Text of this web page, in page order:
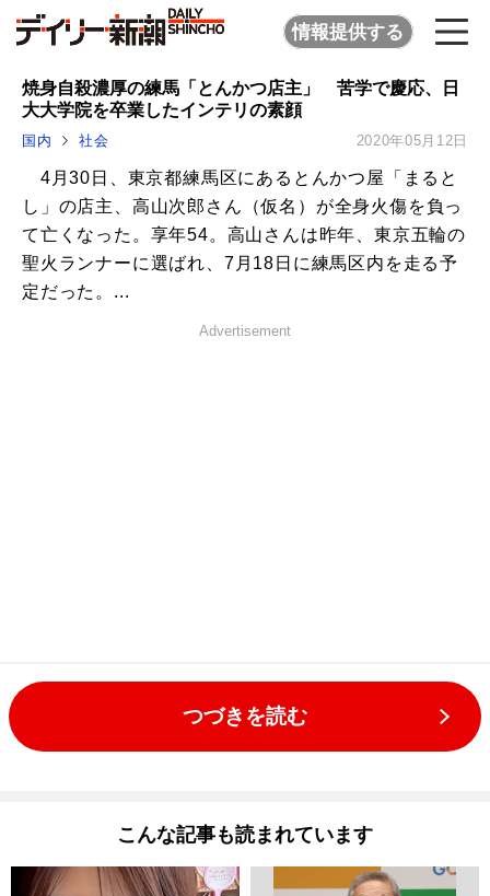
情報提供する
焼身自殺濃厚の練馬「とんかつ店主」 苦学で慶応、日
大大学院を卒業したインテリの素顔
国内 社会 2020年05月12日
4月30日、東京都練馬区にあるとんかつ屋「まると
し」の店主、高山次郎さん（仮名）が全身火傷を負っ
て亡くなった。享年54。高山さんは昨年、東京五輪の
聖火ランナーに選ばれ、7月18日に練馬区内を走る予
定だった。...
Advertisement
つづきを読む
こんな記事も読まれています